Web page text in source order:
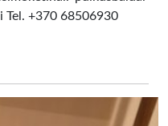
Tel. +370 68506930